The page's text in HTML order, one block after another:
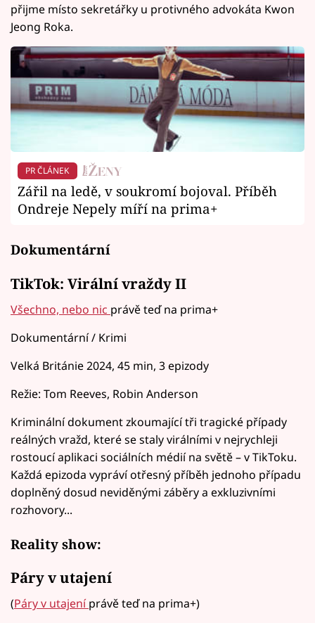
přijme místo sekretářky u protivného advokáta Kwon
Jeong Roka.
PR ČLÁNEK
Zářil na ledě, v soukromí bojoval. Příběh
Ondreje Nepely míří na prima+
Dokumentární
TikTok: Virální vraždy II
Všechno, nebo nic právě teď na prima+
Dokumentární / Krimi
Velká Británie 2024, 45 min, 3 epizody
Režie: Tom Reeves, Robin Anderson
Kriminální dokument zkoumající tři tragické případy
reálných vražd, které se staly virálními v nejrychleji
rostoucí aplikaci sociálních médií na světě – v TikToku.
Každá epizoda vypráví otřesný příběh jednoho případu
doplněný dosud neviděnými záběry a exkluzivními
rozhovory...
Reality show:
Páry v utajení
(Páry v utajení právě teď na prima+)